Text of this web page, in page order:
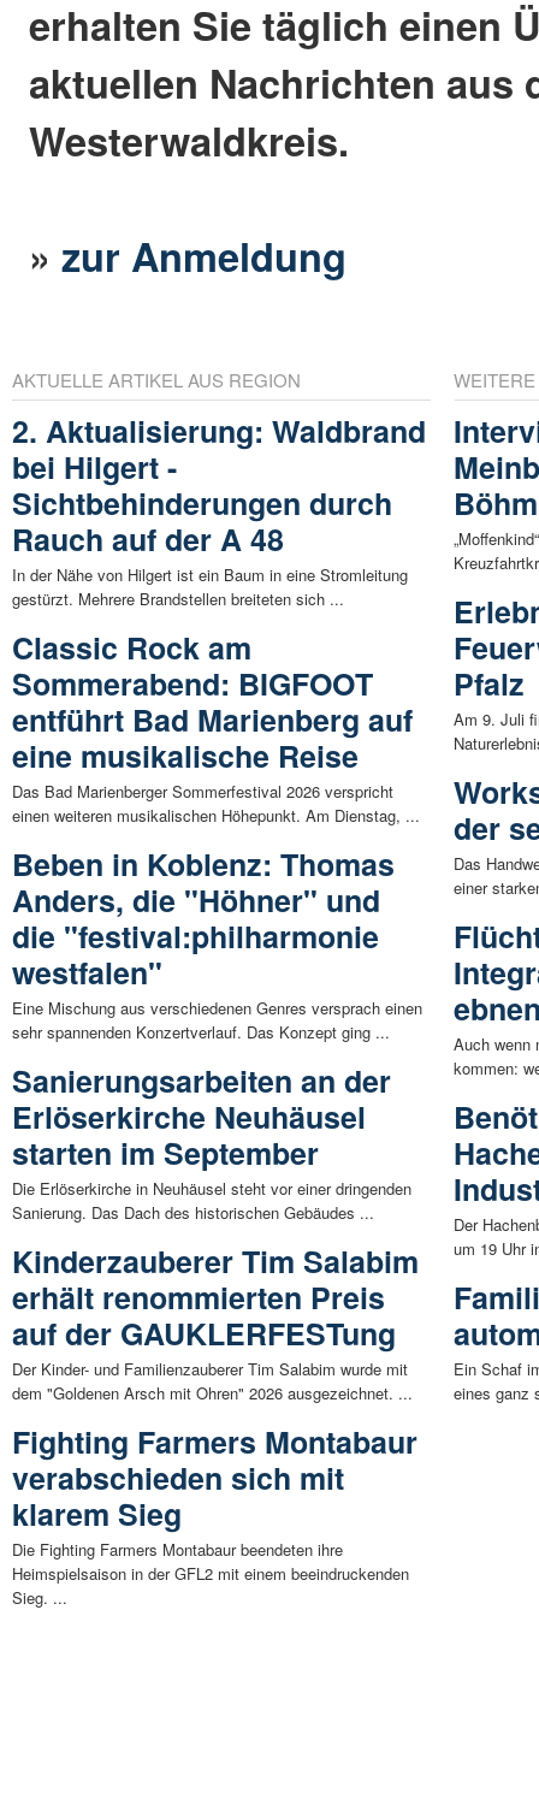
erhalten Sie täglich einen
aktuellen Nachrichten aus
Westerwaldkreis.
»zur Anmeldung
AKTUELLE ARTIKEL AUS REGION
2. Aktualisierung: Waldbrand
bei Hilgert -
Sichtbehinderungen durch
Rauch auf der A 48
In der Nähe von Hilgert ist ein Baum in eine Stromleitung
gestürzt. Mehrere Brandstellen breiteten sich ...
Classic Rock am
Sommerabend: BIGFOOT
entführt Bad Marienberg auf
eine musikalische Reise
Das Bad Marienberger Sommerfestival 2026 verspricht
einen weiteren musikalischen Höhepunkt. Am Dienstag, ...
Beben in Koblenz: Thomas
Anders, die "Höhner" und
die "festival:philharmonie
westfalen"
Eine Mischung aus verschiedenen Genres versprach einen
sehr spannenden Konzertverlauf. Das Konzept ging ...
Sanierungsarbeiten an der
Erlöserkirche Neuhäusel
starten im September
Die Erlöserkirche in Neuhäusel steht vor einer dringenden
Sanierung. Das Dach des historischen Gebäudes ...
Kinderzauberer Tim Salabim
erhält renommierten Preis
auf der GAUKLERFESTung
Der Kinder- und Familienzauberer Tim Salabim wurde mit
dem "Goldenen Arsch mit Ohren" 2026 ausgezeichnet. ...
Fighting Farmers Montabaur
verabschieden sich mit
klarem Sieg
Die Fighting Farmers Montabaur beendeten ihre
Heimspielsaison in der GFL2 mit einem beeindruckenden
Sieg. ...
Böhm
Pfalz
Am 9. Juli
der
Das
einer
Auch wenn
kommen:
Der
um 19 Uhr
Ein Schaf
eines ganz